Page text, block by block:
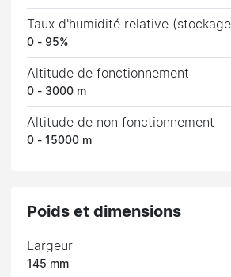
Taux d'humidité relative
0 - 95%
Altitude de fonctionnement
0 - 3000 m
Altitude de non fonctionnement
0 - 15000 m
Poids et dimensions
Largeur
145 mm